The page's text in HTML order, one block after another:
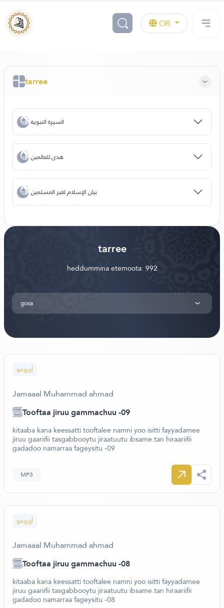
OR
tarree
السيرة النبوية
هدى للعالمين
بيان الإسلام لغير المسلمين
tarree
heddummina etemoota: 992
gosa
أورومو
Jamaaal Muhammad ahmad
Tooftaa jiruu gammachuu -09
kitaaba kana keessatti tooftalee namni yoo isitti fayyadamee
jiruu gaariifii tasgabbooytu jiraatuutu ibsame.tan hiraariifii
gadadoo namarraa fageysitu -09
MP3
أورومو
Jamaaal Muhammad ahmad
Tooftaa jiruu gammachuu -08
kitaaba kana keessatti tooftalee namni yoo isitti fayyadamee
jiruu gaariifii tasgabbooytu jiraatuutu ibsame.tan hiraariifii
gadadoo namarraa fageysitu -08